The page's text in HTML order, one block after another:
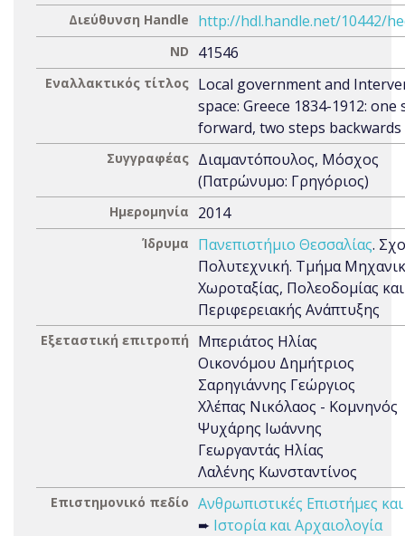
Διεύθυνση Handle http://hdl.handle.net/10442/
ND 41546
Εναλλακτικός τίτλος Local government and
space: Greece 1834-1912: one
forward, two steps backwards
Συγγραφέας Διαμαντόπουλος, Μόσχος
(Πατρώνυμο: Γρηγόριος)
Ημερομηνία 2014
Ίδρυμα Πανεπιστήμιο Θεσσαλίας.
Πολυτεχνική. Τμήμα
Χωροταξίας, Πολεοδομίας και
Περιφερειακής Ανάπτυξης
Εξεταστική επιτροπή
Μπεριάτος Ηλίας
Οικονόμου Δημήτριος
Σαρηγιάννης Γεώργιος
Χλέπας Νικόλαος - Κομνηνός
Ψυχάρης Ιωάννης
Γεωργαντάς Ηλίας
Λαλένης Κωνσταντίνος
Επιστημονικό πεδίο Ανθρωπιστικές Επιστήμες
➨ Ιστορία και Αρχαιολογία